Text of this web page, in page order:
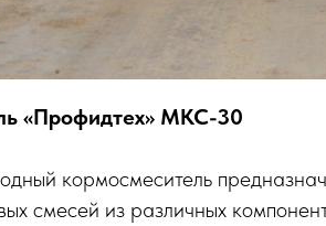
«Профидтех» МКС-30
кормосмеситель
смесей из различных